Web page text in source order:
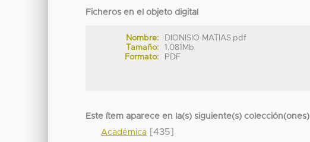
Ficheros en el objeto digital
Nombre:
DIONISIO MATIAS.pdf
Tamaño:
1.081Mb
Formato:
PDF
Este ítem aparece en la(s) siguiente(s) colección(ones)
Académica [435]